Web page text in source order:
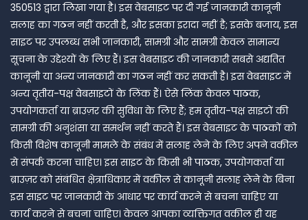
350513 द्वारा लिखा गया है। इस वेबसाइट पर दी गई जानकारी कानूनी
सलाह का गठन नहीं करती है, और इसका इरादा नहीं है; इसके बजाय, इस
साइट पर उपलब्ध सभी जानकारी, सामग्री और सामग्री केवल सामान्य
सूचना के उद्देश्यों के लिए हैं। इस वेबसाइट की जानकारी सबसे अद्यतित
कानूनी या अन्य जानकारी का गठन नहीं कर सकती है। इस वेबसाइट में
अन्य तृतीय-पक्ष वेबसाइटों के लिंक हैं। ऐसे लिंक केवल पाठक,
उपयोगकर्ता या ब्राउज़र की सुविधा के लिए हैं; हम तृतीय-पक्ष साइटों की
सामग्री की अनुशंसा या समर्थन नहीं करते हैं। इस वेबसाइट के पाठकों को
किसी विशेष कानूनी मामले के संबंध में सलाह लेने के लिए अपने वकील
से संपर्क करना चाहिए। इस साइट के किसी भी पाठक, उपयोगकर्ता या
ब्राउज़र को संबंधित क्षेत्राधिकार में वकील से कानूनी सलाह लेने के बिना
इस साइट पर जानकारी के आधार पर कार्य करने से बचना चाहिए या
कार्य करने से बचना चाहिए। केवल आपका व्यक्तिगत वकील ही यह